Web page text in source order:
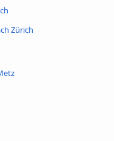
Zürich